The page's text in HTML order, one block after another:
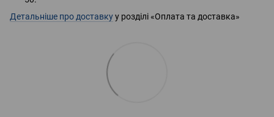
Детальніше про доставкуу розділі «Оплата та доставка»